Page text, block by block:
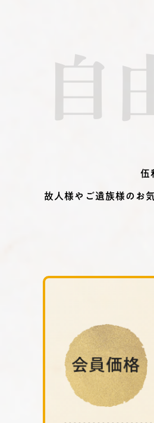
自
伍
故人様やご遺族様のお